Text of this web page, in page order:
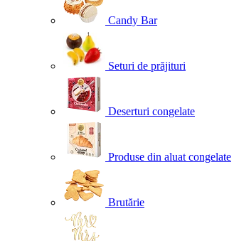
Candy Bar
Seturi de prăjituri
Deserturi congelate
Produse din aluat congelate
Brutărie